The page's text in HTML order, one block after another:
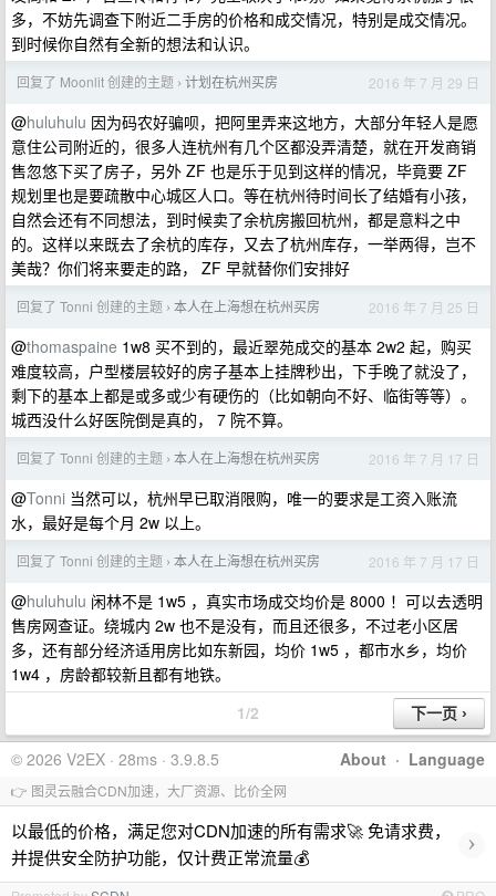
多，不妨先调查下附近二手房的价格和成交情况，特别是成交情况。
到时候你自然有全新的想法和认识。
回复了 Moonlit 创建的主题 › 计划在杭州买房 2016 年 7 月 29 日
@huluhulu 因为码农好骗呗，把阿里弄来这地方，大部分年轻人是愿
意住公司附近的，很多人连杭州有几个区都没弄清楚，就在开发商销
售忽悠下买了房子，另外 ZF 也是乐于见到这样的情况，毕竟要 ZF
规划里也是要疏散中心城区人口。等在杭州待时间长了结婚有小孩，
自然会还有不同想法，到时候卖了余杭房搬回杭州，都是意料之中
的。这样以来既去了余杭的库存，又去了杭州库存，一举两得，岂不
美哉？你们将来要走的路， ZF 早就替你们安排好
回复了 Tonni 创建的主题 › 本人在上海想在杭州买房 2016 年 7 月 25 日
@thomaspaine 1w8 买不到的，最近翠苑成交的基本 2w2 起，购买
难度较高，户型楼层较好的房子基本上挂牌秒出，下手晚了就没了，
剩下的基本上都是或多或少有硬伤的（比如朝向不好、临街等等）。
城西没什么好医院倒是真的， 7 院不算。
回复了 Tonni 创建的主题 › 本人在上海想在杭州买房 2016 年 7 月 17 日
@Tonni 当然可以，杭州早已取消限购，唯一的要求是工资入账流
水，最好是每个月 2w 以上。
回复了 Tonni 创建的主题 › 本人在上海想在杭州买房 2016 年 7 月 17 日
@huluhulu 闲林不是 1w5 ，真实市场成交均价是 8000 ！可以去透明
售房网查证。绕城内 2w 也不是没有，而且还很多，不过老小区居
多，还有部分经济适用房比如东新园，均价 1w5 ，都市水乡，均价
1w4 ，房龄都较新且都有地铁。
1/2
About · Language
© 2026 V2EX · 28ms · 3.9.8.5
👉 图灵云融合CDN加速，大厂资源、比价全网
以最低的价格，满足您对CDN加速的所有需求🚀 免请求费，
并提供安全防护功能，仅计费正常流量💰
›